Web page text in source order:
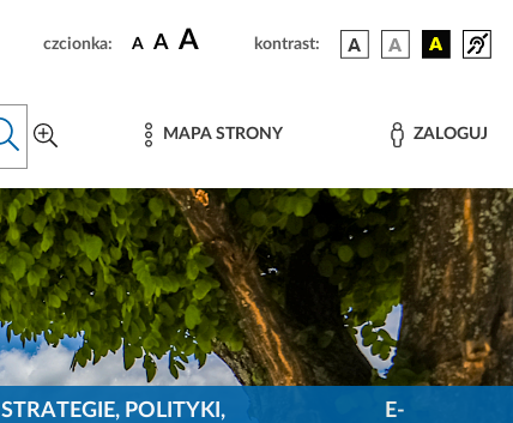
czcionka: A A A kontrast:
MAPA STRONY ZALOGUJ
STRATEGIE, POLITYKI,
E-